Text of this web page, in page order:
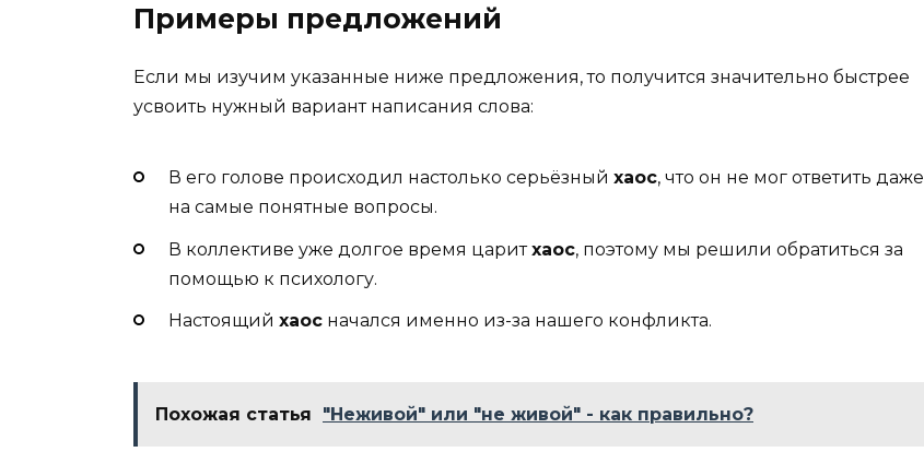
Примеры предложений
Если мы изучим указанные ниже предложения, то получится значительно быстрее
усвоить нужный вариант написания слова:
В его голове происходил настолько серьёзный хаос, что он не мог ответить даже
на самые понятные вопросы.
В коллективе уже долгое время царитхаос, поэтому мы решили обратиться за
помощью к психологу.
Настоящий хаос начался именно из-за нашего конфликта.
Похожая статья "Неживой" или "не живой" - как правильно?